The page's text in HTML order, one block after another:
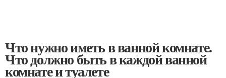
Что нужно иметь в ванной комнате.
Что должно быть в каждой ванной
комнате и туалете